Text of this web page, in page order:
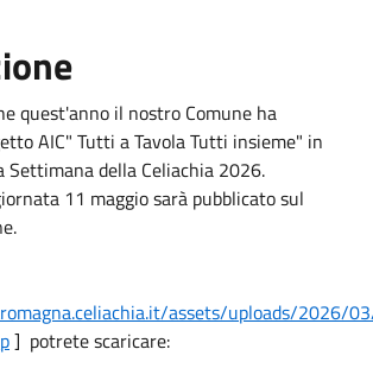
quest'anno il nostro Comune ha
AIC" Tutti a Tavola Tutti insieme" in
Settimana della Celiachia 2026.
11 maggio sarà pubblicato sul
assets/uploads/2026/
] potrete scaricare: